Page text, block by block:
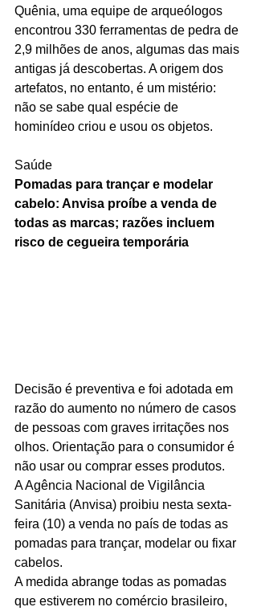
Quênia, uma equipe de arqueólogos
encontrou 330 ferramentas de pedra de
2,9 milhões de anos, algumas das mais
antigas já descobertas. A origem dos
artefatos, no entanto, é um mistério:
não se sabe qual espécie de
hominídeo criou e usou os objetos.
Saúde
Pomadas para trançar e modelar
cabelo: Anvisa proíbe a venda de
todas as marcas; razões incluem
risco de cegueira temporária
Decisão é preventiva e foi adotada em
razão do aumento no número de casos
de pessoas com graves irritações nos
olhos. Orientação para o consumidor é
não usar ou comprar esses produtos.
A Agência Nacional de Vigilância
Sanitária (Anvisa) proibiu nesta sexta-
feira (10) a venda no país de todas as
pomadas para trançar, modelar ou fixar
cabelos.
A medida abrange todas as pomadas
que estiverem no comércio brasileiro,